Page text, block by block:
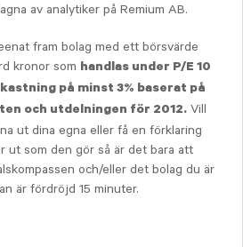
av analytiker på Remium AB.
fram bolag med ett börsvärde
kronor som handlas under P/E 10
på minst 3% baserat på
och utdelningen för 2012. Vill
ut dina egna eller få en förklaring
ut som den gör så är det bara att
och/eller det bolag du är
är fördröjd 15 minuter.